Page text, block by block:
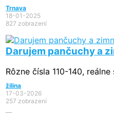
Trnava
18-01-2025
827 zobrazení
Darujem pančuchy a
Rôzne čísla 110-140,
žilina
17-03-2026
257 zobrazení